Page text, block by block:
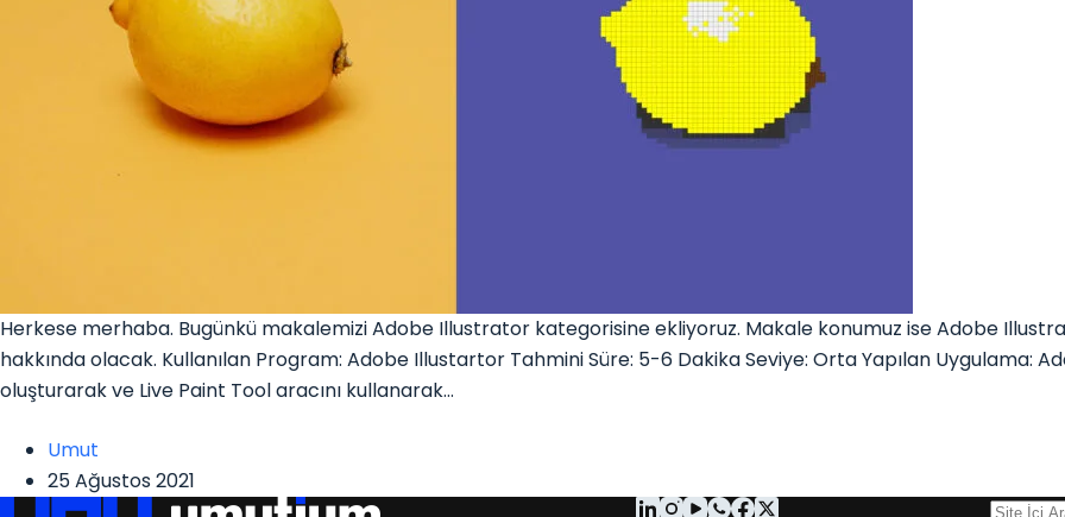
Herkese merhaba. Bugünkü makalemizi Adobe Illustrator kategorisine ekliyoruz. Makale konumuz ise Adobe
hakkında olacak. Kullanılan Program: Adobe Illustartor Tahmini Süre: 5-6 Dakika Seviye: Orta Yapılan Uygulama:
oluşturarak ve Live Paint Tool aracını kullanarak…
Umut
25 Ağustos 2021